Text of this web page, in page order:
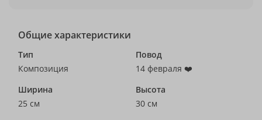
Общие характеристики
Тип
Композиция
Повод
14 февраля ❤️
Ширина
25 см
Высота
30 см